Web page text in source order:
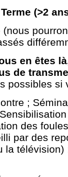
(>2
en êtes
de
possibles si
;
des
par des
la